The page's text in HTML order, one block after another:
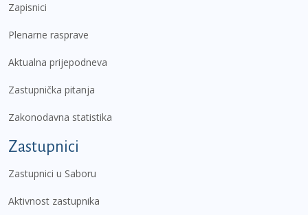
Zapisnici
Plenarne rasprave
Aktualna prijepodneva
Zastupnička pitanja
Zakonodavna statistika
Zastupnici
Zastupnici u Saboru
Aktivnost zastupnika